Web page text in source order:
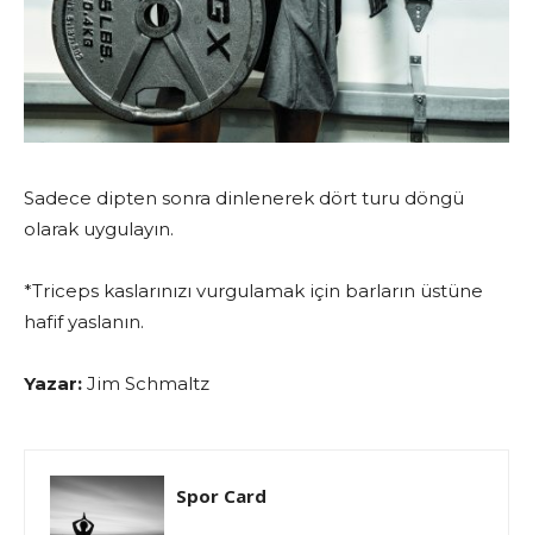
Sadece dipten sonra dinlenerek dört turu döngü
olarak uygulayın.
*Triceps kaslarınızı vurgulamak için barların üstüne
hafif yaslanın.
Yazar: Jim Schmaltz
Spor Card